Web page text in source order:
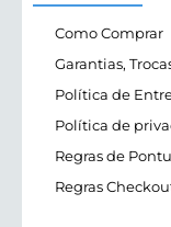
Como Comprar
Garantias,
Política de
Política de
Regras de
Regras